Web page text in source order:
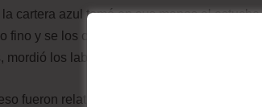
cartera azul tomó en sus manos el
fino y se los colocó ocultando detrás de
mordió los labios para contenerlas, pero
fueron relativamente rápidos. El